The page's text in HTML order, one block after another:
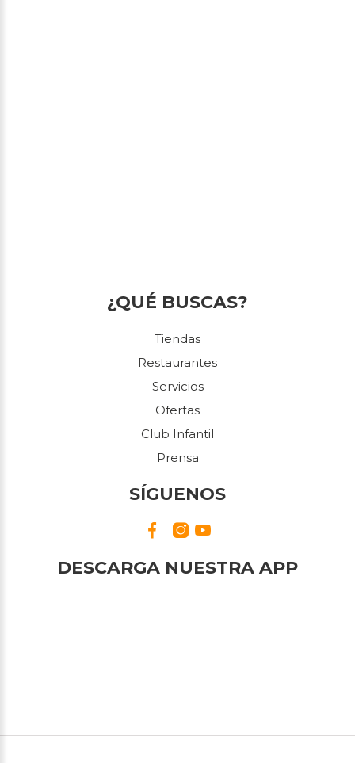
¿QUÉ BUSCAS?
Tiendas
Restaurantes
Servicios
Ofertas
Club Infantil
Prensa
SÍGUENOS
DESCARGA NUESTRA APP